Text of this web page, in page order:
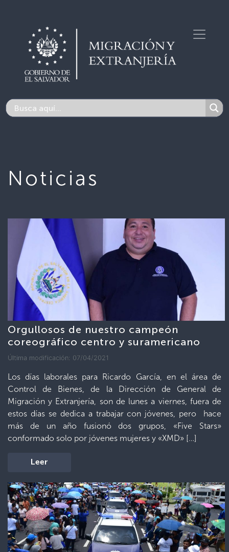
Noticias
Orgullosos de nuestro campeón
coreográfico centro y suramericano
Última modificación: 07/04/2021
Los días laborales para Ricardo García, en el área de
Control de Bienes, de la Dirección de General de
Migración y Extranjería, son de lunes a viernes, fuera de
estos días se dedica a trabajar con jóvenes, pero hace
más de un año fusionó dos grupos, «Five Stars»
conformado solo por jóvenes mujeres y «XMD» […]
Leer